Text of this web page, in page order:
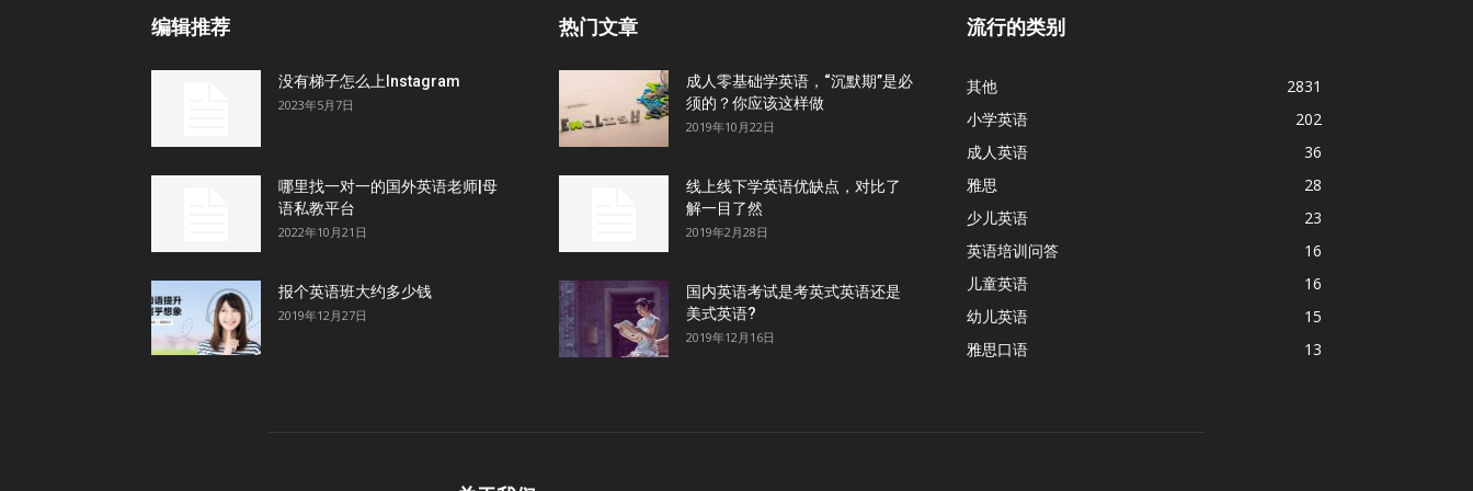
编辑推荐
没有梯子怎么上Instagram
2023年5月7日
哪里找一对一的国外英语老师|母
语私教平台
2022年10月21日
报个英语班大约多少钱
2019年12月27日
热门文章
成人零基础学英语，“沉默期”是必
须的？你应该这样做
2019年10月22日
线上线下学英语优缺点，对比了
解一目了然
2019年2月28日
国内英语考试是考英式英语还是
美式英语?
2019年12月16日
流行的类别
其他
2831
小学英语
202
成人英语
36
雅思
28
少儿英语
23
英语培训问答
16
儿童英语
16
幼儿英语
15
雅思口语
13